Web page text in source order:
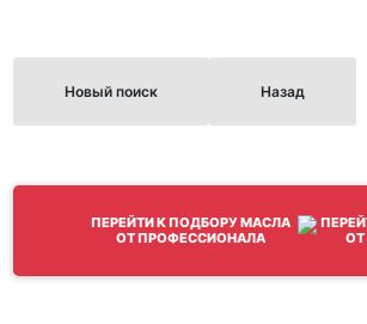
Новый поиск Назад
ПЕРЕЙТИ К ПОДБОРУ МАСЛА
ОТ ПРОФЕССИОНАЛА